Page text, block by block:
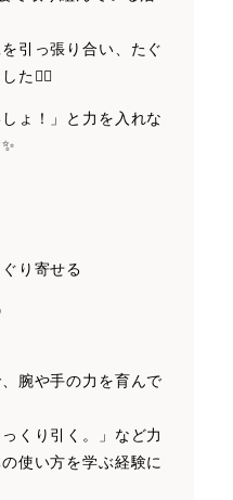
引っ張り合い、たぐ
た✌🏻
ょ！」と力を入れな
り寄せる
腕や手の力を育んで
くり引く。」など力
使い方を学ぶ経験に